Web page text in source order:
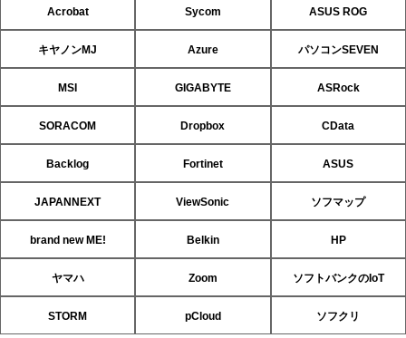
Acrobat Sycom ASUS ROG
キヤノンMJ Azure パソコンSEVEN
MSI GIGABYTE ASRock
SORACOM Dropbox CData
Backlog Fortinet ASUS
JAPANNEXT ViewSonic ソフマップ
brand new ME! Belkin HP
ヤマハ Zoom ソフトバンクのIoT
STORM pCloud ソフクリ